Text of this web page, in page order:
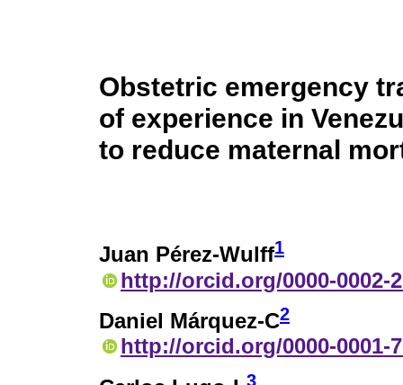
Obstetric emergency
of experience in
to reduce maternal
Juan Pérez-Wulff1
http://orcid.org/0000-0002-
Daniel Márquez-C2
http://orcid.org/0000-0001-
3